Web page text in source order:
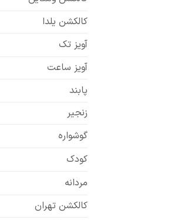
کالکشن یلدا
آویز تک
آویز ساعت
پابند
زنجیر
گوشواره
کودک
مردانه
کالکشن تهران